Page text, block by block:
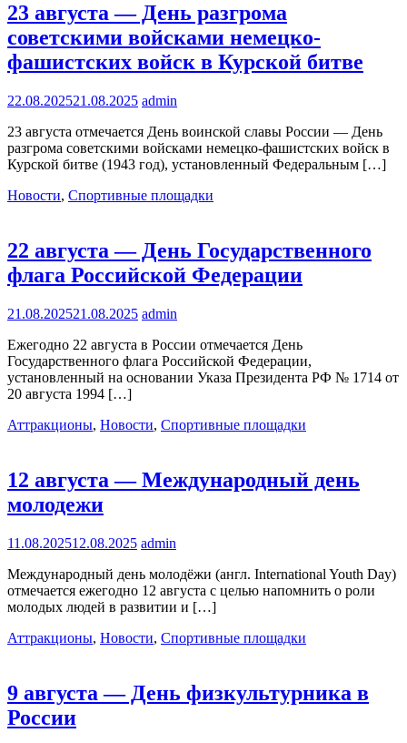
23 августа — День разгрома
советскими войсками немецко-
фашистских войск в Курской битве
22.08.202521.08.2025 admin
23 августа отмечается День воинской славы России — День
разгрома советскими войсками немецко-фашистских войск в
Курской битве (1943 год), установленный Федеральным […]
Новости, Спортивные площадки
22 августа — День Государственного
флага Российской Федерации
21.08.202521.08.2025 admin
Ежегодно 22 августа в России отмечается День
Государственного флага Российской Федерации,
установленный на основании Указа Президента РФ № 1714 от
20 августа 1994 […]
Аттракционы, Новости, Спортивные площадки
12 августа — Международный день
молодежи
11.08.202512.08.2025 admin
Международный день молодёжи (англ. International Youth Day)
отмечается ежегодно 12 августа с целью напомнить о роли
молодых людей в развитии и […]
Аттракционы, Новости, Спортивные площадки
9 августа — День физкультурника в
России